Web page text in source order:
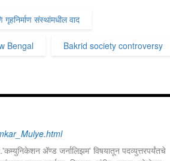
संस्थांमधील वाद
Bengal Bakrid society controversy
ॲण्ड जर्नालिझम' विषयातून पदव्युत्तरपर्यंतचे